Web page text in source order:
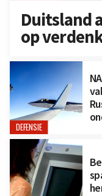
Duitsland
op
DEFENSIE